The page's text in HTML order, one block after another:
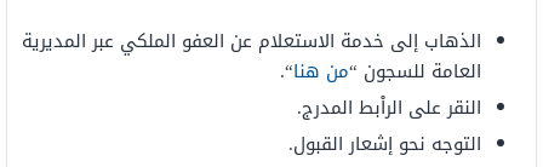
الذهاب إلى خدمة الاستعلام عن العفو الملكي عبر المديرية
العامة للسجون “من هنا“.
النقر على الراْبط المدرج.
التوجه نحو إشعار القبول.